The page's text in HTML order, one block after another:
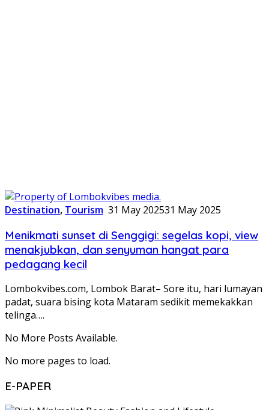
Destination, Tourism 31 May 202531 May 2025
Menikmati sunset di Senggigi: segelas kopi, view
menakjubkan, dan senyuman hangat para
pedagang kecil
Lombokvibes.com, Lombok Barat– Sore itu, hari lumayan
padat, suara bising kota Mataram sedikit memekakkan
telinga….
No More Posts Available.
No more pages to load.
E-PAPER